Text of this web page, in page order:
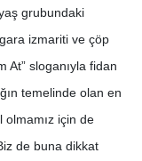
grubundaki
izmariti ve çöp
At” sloganıyla fidan
temelinde olan en
için de
de buna dikkat